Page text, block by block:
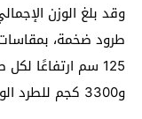
و3300 كجم للطرد الواحد.